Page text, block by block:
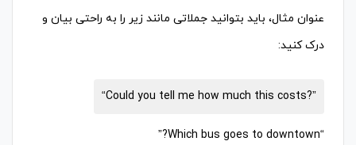
عنوان مثال، باید بتوانید جملاتی مانند زیر را به راحتی بیان و
درک کنید:
“Could you tell me how much this costs?”
“Which bus goes to downtown?”